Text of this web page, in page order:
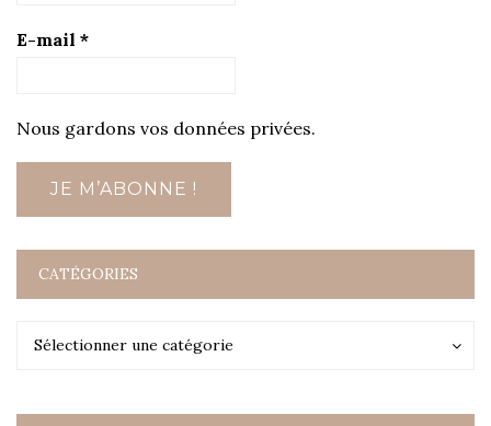
E-mail *
Nous gardons vos données privées.
CATÉGORIES
Sélectionner une catégorie